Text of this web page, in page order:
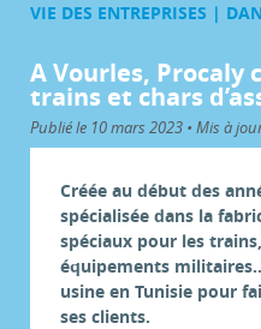
VIE DES ENTREPRISES |
A Vourles, Procaly
trains et chars
Publié le 10 mars 2023 • Mis à
Créée au début des
spécialisée dans la
spéciaux pour les
équipements
usine en Tunisie pour
ses clients.